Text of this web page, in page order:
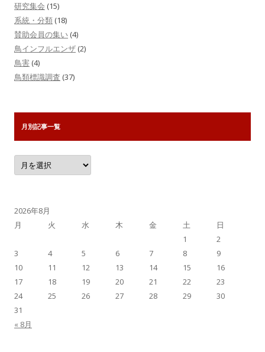
研究集会 (15)
系統・分類 (18)
賛助会員の集い (4)
鳥インフルエンザ (2)
鳥害 (4)
鳥類標識調査 (37)
月別記事一覧
月
別
記
2026年8月
月
火 水 木 金 土
日
1
2
3
4 5 6 7 8
9
10
11 12 13 14 15
16
17
18 19 20 21 22
23
24
25 26 27 28 29
30
31
« 8月